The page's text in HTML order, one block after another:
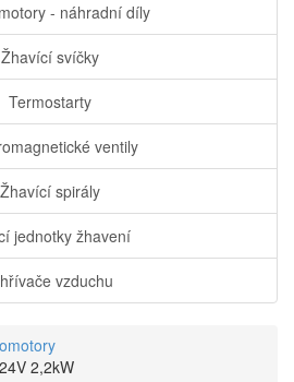
- náhradní díly
Žhavící svíčky
Termostarty
ventily
Žhavící spirály
jednotky žhavení
vzduchu
2,2kW